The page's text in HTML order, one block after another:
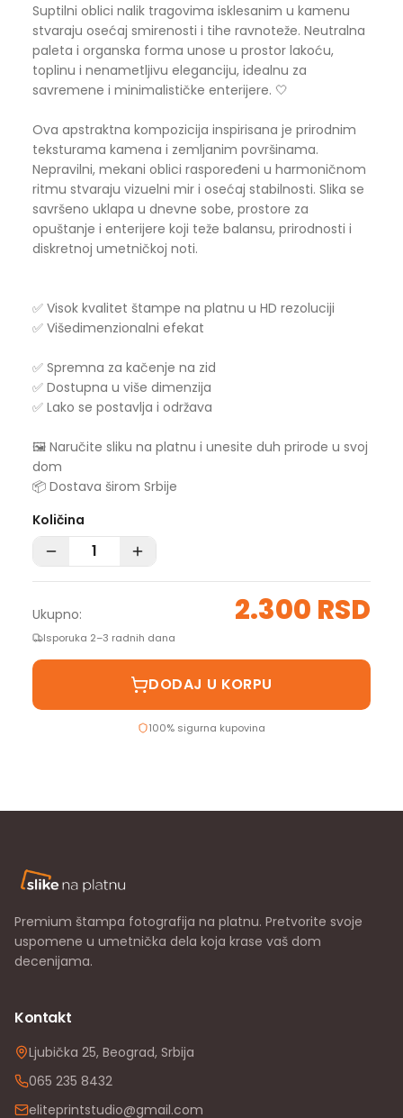
Suptilni oblici nalik tragovima isklesanim u kamenu
stvaraju osećaj smirenosti i tihe ravnoteže. Neutralna
paleta i organska forma unose u prostor lakoću,
toplinu i nenametljivu eleganciju, idealnu za
savremene i minimalističke enterijere. 🤍
Ova apstraktna kompozicija inspirisana je prirodnim
teksturama kamena i zemljanim površinama.
Nepravilni, mekani oblici raspoređeni u harmoničnom
ritmu stvaraju vizuelni mir i osećaj stabilnosti. Slika se
savršeno uklapa u dnevne sobe, prostore za
opuštanje i enterijere koji teže balansu, prirodnosti i
diskretnoj umetničkoj noti.
✅ Visok kvalitet štampe na platnu u HD rezoluciji
✅ Višedimenzionalni efekat
✅ Spremna za kačenje na zid
✅ Dostupna u više dimenzija
✅ Lako se postavlja i održava
🖼️ Naručite sliku na platnu i unesite duh prirode u svoj
dom
📦 Dostava širom Srbije
Količina
Ukupno: 2.300 RSD
Isporuka 2–3 radnih dana
DODAJ U KORPU
100% sigurna kupovina
Premium štampa fotografija na platnu. Pretvorite svoje
uspomene u umetnička dela koja krase vaš dom
decenijama.
Kontakt
Ljubička 25, Beograd, Srbija
065 235 8432
eliteprintstudio@gmail.com